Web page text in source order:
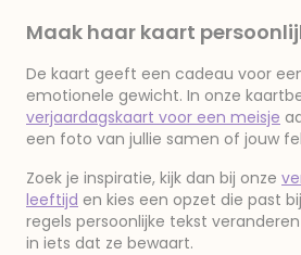
Maak haar kaart
De kaart geeft een cadeau voor
emotionele gewicht. In onze
verjaardagskaart voor een meisje
een foto van jullie samen of jouw
Zoek je inspiratie, kijk dan bij onze
leeftijd en kies een opzet die past
regels persoonlijke tekst
in iets dat ze bewaart.